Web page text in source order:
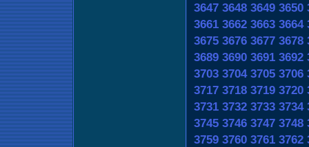
3647 3648 3649 3650
3661 3662 3663 3664
3675 3676 3677 3678
3689 3690 3691 3692
3703 3704 3705 3706
3717 3718 3719 3720
3731 3732 3733 3734
3745 3746 3747 3748
3759 3760 3761 3762